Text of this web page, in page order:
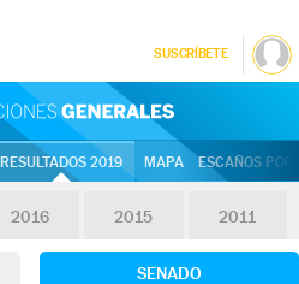
SUSCRÍBETE
RESULTADOS 2019 MAPA ESCAÑOS
2016 2015 2011
SENADO